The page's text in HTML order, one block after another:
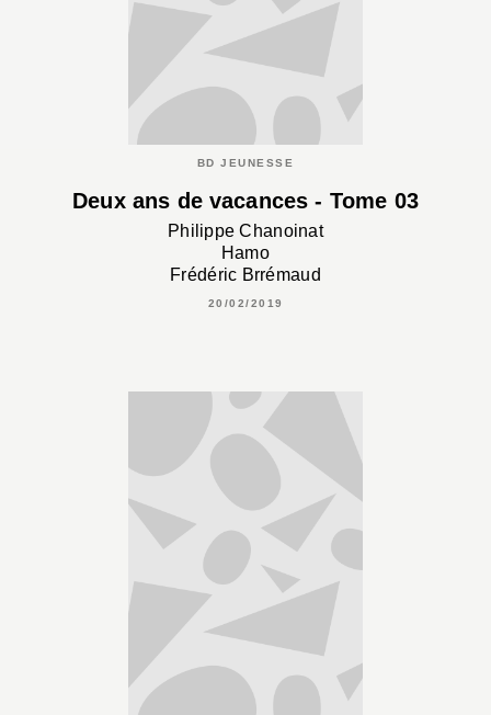
BD JEUNESSE
Deux ans de vacances - Tome 03
Philippe Chanoinat
Hamo
Frédéric Brrémaud
20/02/2019